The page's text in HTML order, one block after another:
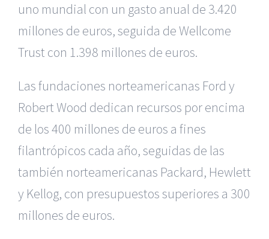
uno mundial con un gasto anual de 3.420
millones de euros, seguida de Wellcome
Trust con 1.398 millones de euros.
Las fundaciones norteamericanas Ford y
Robert Wood dedican recursos por encima
de los 400 millones de euros a fines
filantrópicos cada año, seguidas de las
también norteamericanas Packard, Hewlett
y Kellog, con presupuestos superiores a 300
millones de euros.